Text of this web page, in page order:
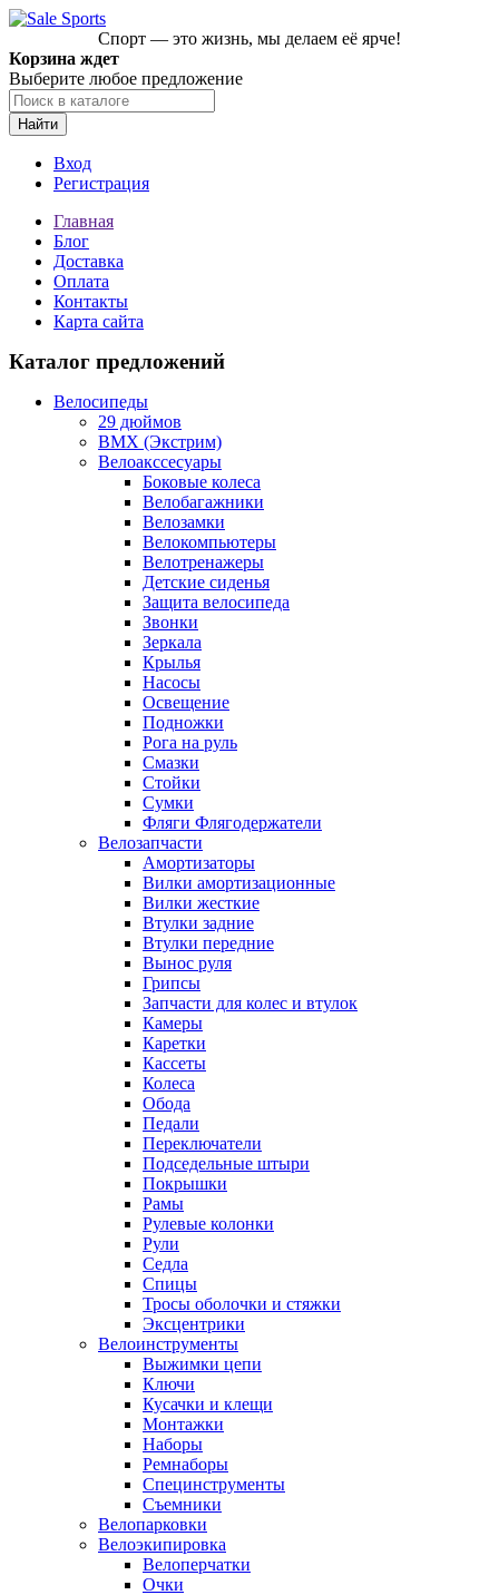
Спорт — это жизнь, мы делаем её ярче!
Корзина ждет
Выберите любое предложение
Найти
Вход
Регистрация
Главная
Блог
Доставка
Оплата
Контакты
Карта сайта
Каталог предложений
Велосипеды
29 дюймов
BMX (Экстрим)
Велоакссесуары
Боковые колеса
Велобагажники
Велозамки
Велокомпьютеры
Велотренажеры
Детские сиденья
Защита велосипеда
Звонки
Зеркала
Крылья
Насосы
Освещение
Подножки
Рога на руль
Смазки
Стойки
Сумки
Фляги Флягодержатели
Велозапчасти
Амортизаторы
Вилки амортизационные
Вилки жесткие
Втулки задние
Втулки передние
Вынос руля
Грипсы
Запчасти для колес и втулок
Камеры
Каретки
Кассеты
Колеса
Обода
Педали
Переключатели
Подседельные штыри
Покрышки
Рамы
Рулевые колонки
Рули
Седла
Спицы
Тросы оболочки и стяжки
Эксцентрики
Велоинструменты
Выжимки цепи
Ключи
Кусачки и клещи
Монтажки
Наборы
Ремнаборы
Специнструменты
Съемники
Велопарковки
Велоэкипировка
Велоперчатки
Очки